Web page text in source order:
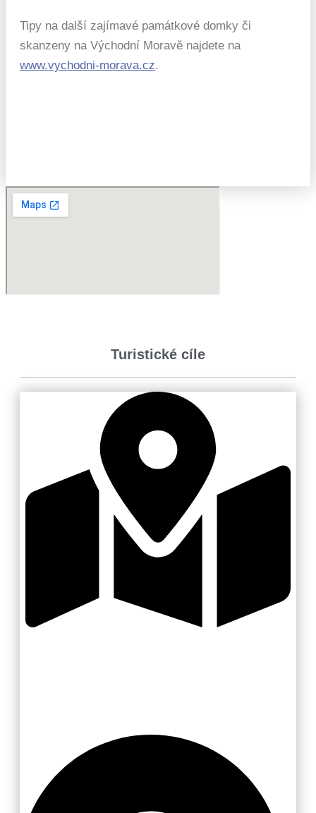
Tipy na další zajímavé památkové domky či
skanzeny na Východní Moravě najdete na
www.vychodni-morava.cz.
Turistické cíle